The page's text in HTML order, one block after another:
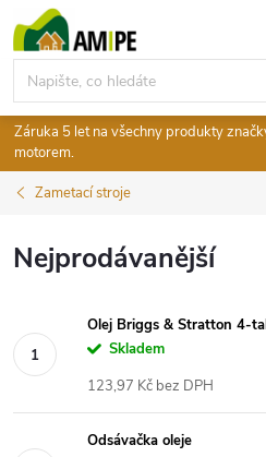
na
obsah
Záruka 5 let na všechny produkty
motorem.
Zametací stroje
Nejprodávanější
Olej Briggs & Stratton 4-
Skladem
123,97 Kč bez DPH
Odsávačka oleje